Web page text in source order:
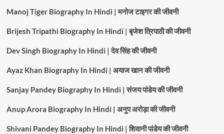
Manoj Tiger Biography In Hindi | मनोज टाइगर की जीवनी
Brijesh Tripathi Biography In Hindi | बृजेश त्रिपाठी की जीवनी
Dev Singh Biography In Hindi | देव सिंह की जीवनी
Ayaz Khan Biography In Hindi | अयाज खान की जीवनी
Sanjay Pandey Biography In Hindi | संजय पांडेय की जीवनी
Anup Arora Biography In Hindi | अनुप अरोड़ा की जीवनी
Shivani Pandey Biography In Hindi | शिवानी पांडेय की जीवनी